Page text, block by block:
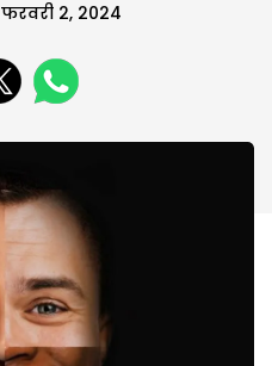
फरवरी 2, 2024